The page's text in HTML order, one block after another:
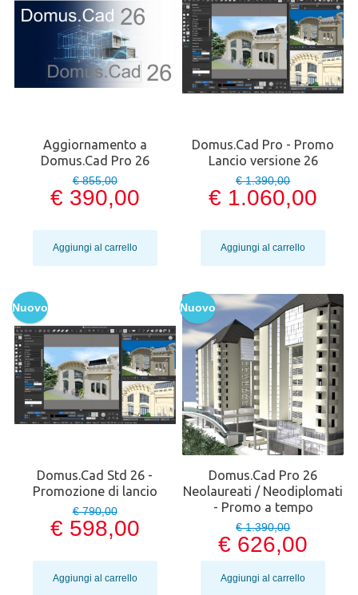
Aggiornamento a
Domus.Cad Pro 26
€ 855,00
€ 390,00
Aggiungi al carrello
Domus.Cad Pro - Promo
Lancio versione 26
€ 1.390,00
€ 1.060,00
Aggiungi al carrello
Nuovo
Domus.Cad Std 26 -
Promozione di lancio
€ 790,00
€ 598,00
Aggiungi al carrello
Nuovo
Domus.Cad Pro 26
Neolaureati / Neodiplomati
- Promo a tempo
€ 1.390,00
€ 626,00
Aggiungi al carrello